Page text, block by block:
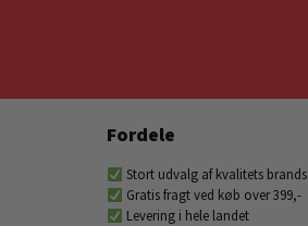
Fordele
Stort udvalg af kvalitets brands
Gratis fragt ved køb over 399,-
Levering i hele landet